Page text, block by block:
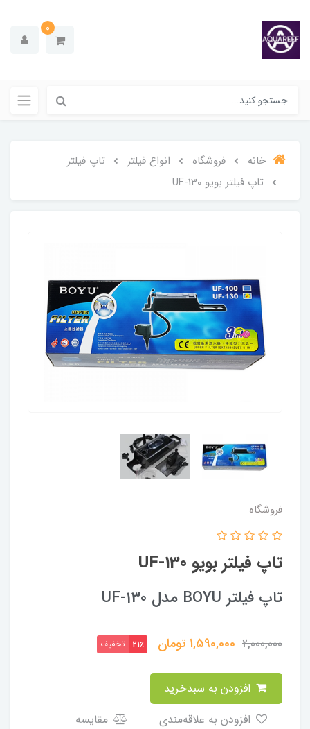
0
خانه فروشگاه انواع فیلتر
تاپ فیلتر
تاپ فیلتر بویو UF-130
فروشگاه
تاپ فیلتر بویو UF-130
تاپ فیلتر BOYU مدل UF-130
2,000,000
1,590,000تومان 21٪ تخفیف
مقایسه